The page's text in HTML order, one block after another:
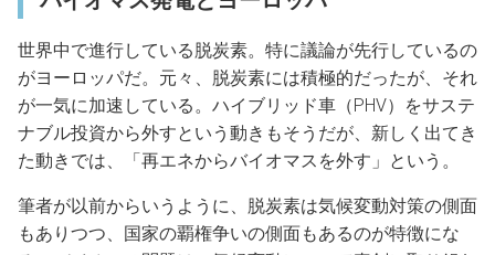
世界中で進行している脱炭素。特に議論が先行しているの
がヨーロッパだ。元々、脱炭素には積極的だったが、それ
が一気に加速している。ハイブリッド車（PHV）をサステ
ナブル投資から外すという動きもそうだが、新しく出てき
た動きでは、「再エネからバイオマスを外す」という。
筆者が以前からいうように、脱炭素は気候変動対策の側面
もありつつ、国家の覇権争いの側面もあるのが特徴にな